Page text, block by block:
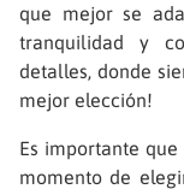
que mejor se
tranquilidad y
detalles, donde
mejor elección!
Es importante
momento de